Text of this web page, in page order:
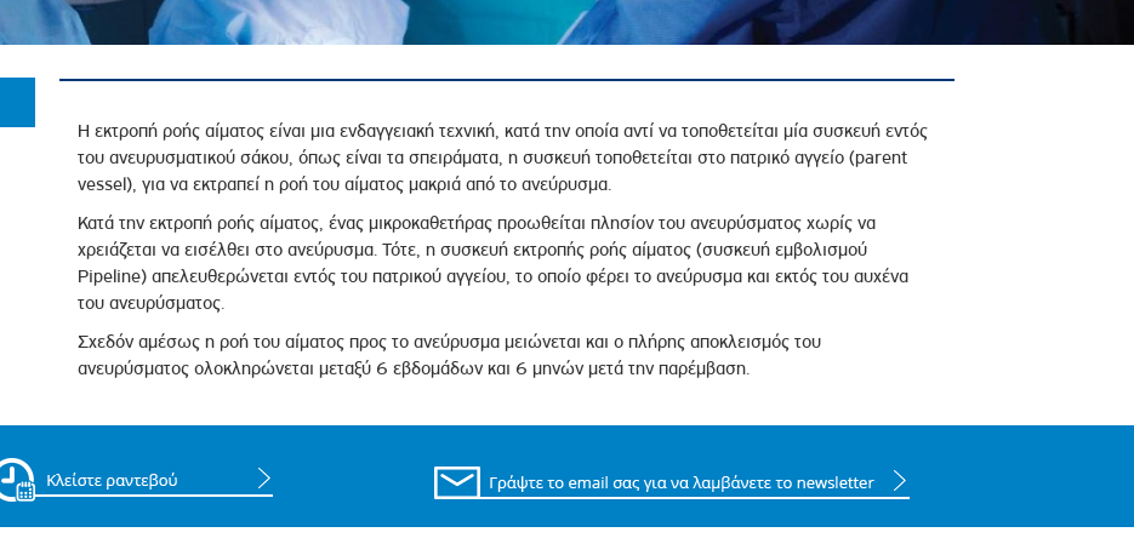
Προσωπικού, Στελεχών και Συνεργατών
Πληροφοριών
Δικαιωμάτων
και Υποψηφιοτήτων
Αποδοχών - Υποψηφιοτήτων
Επιτροπής Ελέγχου
Ελέγχου Κανονισμός Λειτουργίας
Ανάπτυξης 2023
2024
Προστασίας και Προαγωγής των Δικαιωμάτων των
Η εκτροπή ροής αίματος είναι μια ενδαγγειακή τεχνική, κατά την οποία αντί να τοποθετείται μία συσκευή εντός
του ανευρυσματικού σάκου, όπως είναι τα σπειράματα, η συσκευή τοποθετείται στο πατρικό αγγείο (parent
vessel), για να εκτραπεί η ροή του αίματος μακριά από το ανεύρυσμα.
Κατά την εκτροπή ροής αίματος, ένας μικροκαθετήρας προωθείται πλησίον του ανευρύσματος χωρίς να
χρειάζεται να εισέλθει στο ανεύρυσμα. Τότε, η συσκευή εκτροπής ροής αίματος (συσκευή εμβολισμού
Pipeline) απελευθερώνεται εντός του πατρικού αγγείου, το οποίο φέρει το ανεύρυσμα και εκτός του αυχένα
του ανευρύσματος.
Σχεδόν αμέσως η ροή του αίματος προς το ανεύρυσμα μειώνεται και ο πλήρης αποκλεισμός του
ανευρύσματος ολοκληρώνεται μεταξύ 6 εβδομάδων και 6 μηνών μετά την παρέμβαση.